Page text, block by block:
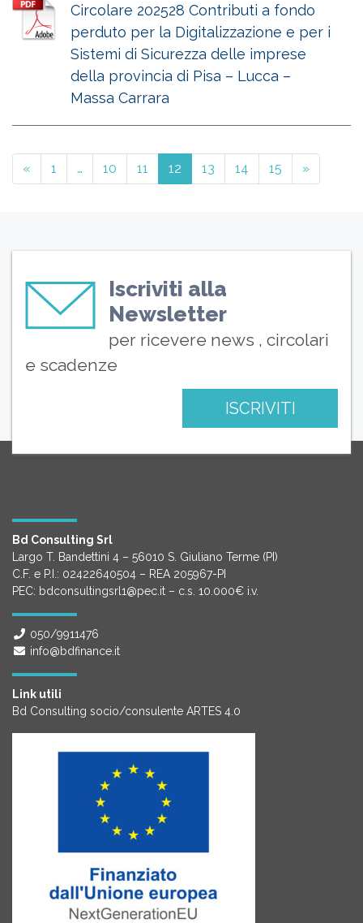
Circolare 202528 Contributi a fondo
perduto per la Digitalizzazione e per i
Sistemi di Sicurezza delle imprese
della provincia di Pisa – Lucca –
Massa Carrara
« 1 … 10 11 12 13 14 15 »
Iscriviti alla
Newsletter
per ricevere news , circolari
e scadenze
ISCRIVITI
Bd Consulting Srl
Largo T. Bandettini 4 – 56010 S. Giuliano Terme (PI)
C.F. e P.I.: 02422640504 – REA 205967-PI
PEC: bdconsultingsrl1@pec.it – c.s. 10.000€ i.v.
050/9911476
info@bdfinance.it
Link utili
Bd Consulting socio/consulente ARTES 4.0